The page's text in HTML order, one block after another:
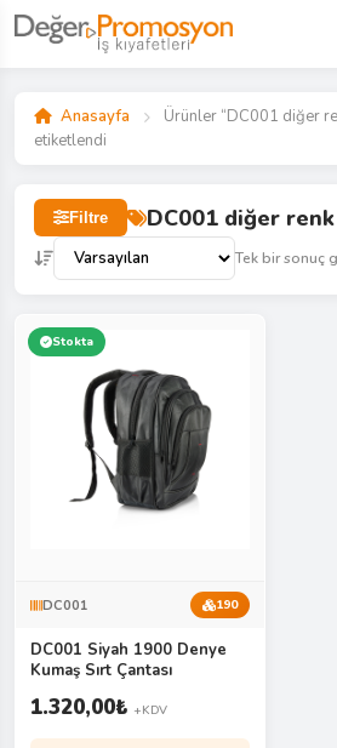
Anasayfa
Ürünler “DC001 diğer
etiketlendi
Filtre DC001 diğer
Tek bir sonuç
Stokta
DC001 190
DC001 Siyah 1900 Denye
Kumaş Sırt Çantası
1.320,00₺ +KDV